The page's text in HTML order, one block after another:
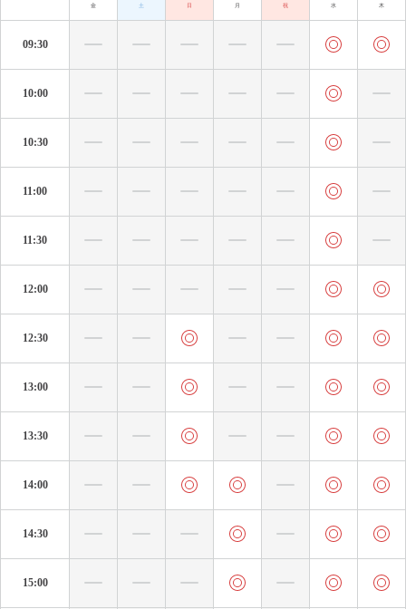
金 土 日 月 祝 水 木
09:30
10:00
10:30
11:00
11:30
12:00
12:30
13:00
13:30
14:00
14:30
15:00